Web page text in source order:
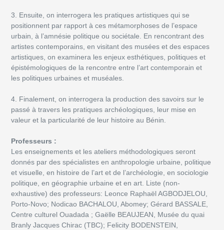
3. Ensuite, on interrogera les pratiques artistiques qui se
positionnent par rapport à ces métamorphoses de l’espace
urbain, à l’amnésie politique ou sociétale. En rencontrant des
artistes contemporains, en visitant des musées et des espaces
artistiques, on examinera les enjeux esthétiques, politiques et
épistémologiques de la rencontre entre l’art contemporain et
les politiques urbaines et muséales.
4. Finalement, on interrogera la production des savoirs sur le
passé à travers les pratiques archéologiques, leur mise en
valeur et la particularité de leur histoire au Bénin.
Professeurs :
Les enseignements et les ateliers méthodologiques seront
donnés par des spécialistes en anthropologie urbaine, politique
et visuelle, en histoire de l’art et de l’archéologie, en sociologie
politique, en géographie urbaine et en art. Liste (non-
exhaustive) des professeurs: Leonce Raphaël AGBODJELOU,
Porto-Novo; Nodicao BACHALOU, Abomey; Gérard BASSALE,
Centre culturel Ouadada ; Gaëlle BEAUJEAN, Musée du quai
Branly Jacques Chirac (TBC); Felicity BODENSTEIN,